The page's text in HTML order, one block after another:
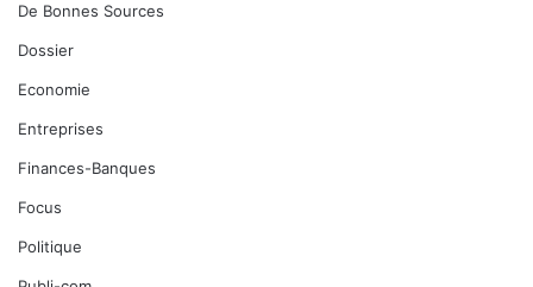
De Bonnes Sources
Dossier
Economie
Entreprises
Finances-Banques
Focus
Politique